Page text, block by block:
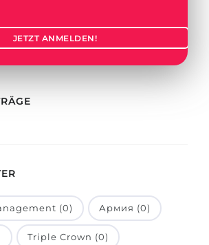
Test
FACHRICHTUNG …
…
JETZT ANMELDEN!
(0) Армия (0)
Triple Crown (0)